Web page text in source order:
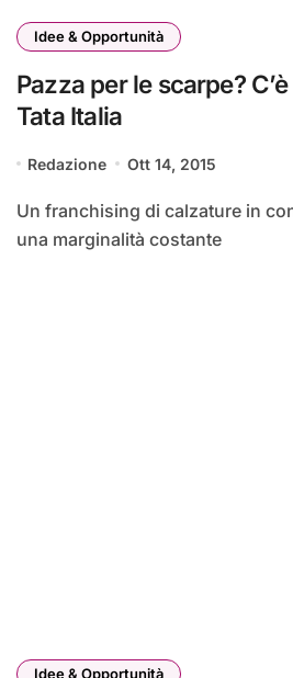
Idee & Opportunità
Pazza per le scarpe?
Tata Italia
Redazione Ott 14, 2015
Un franchising di calzature in conto vendita che offre
una marginalità costante
Idee & Opportunità